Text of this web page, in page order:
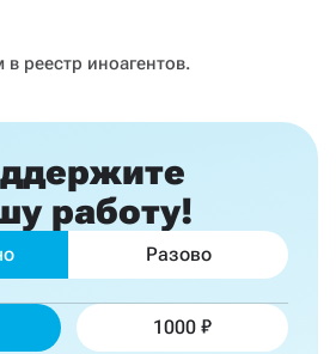
реестр иноагентов.
работу!
Разово
1000